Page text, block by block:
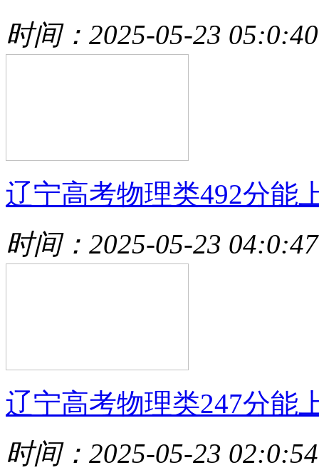
时间：2025-05-23 05:0:40
辽宁高考物理类492分能
时间：2025-05-23 04:0:47
辽宁高考物理类247分能
时间：2025-05-23 02:0:54